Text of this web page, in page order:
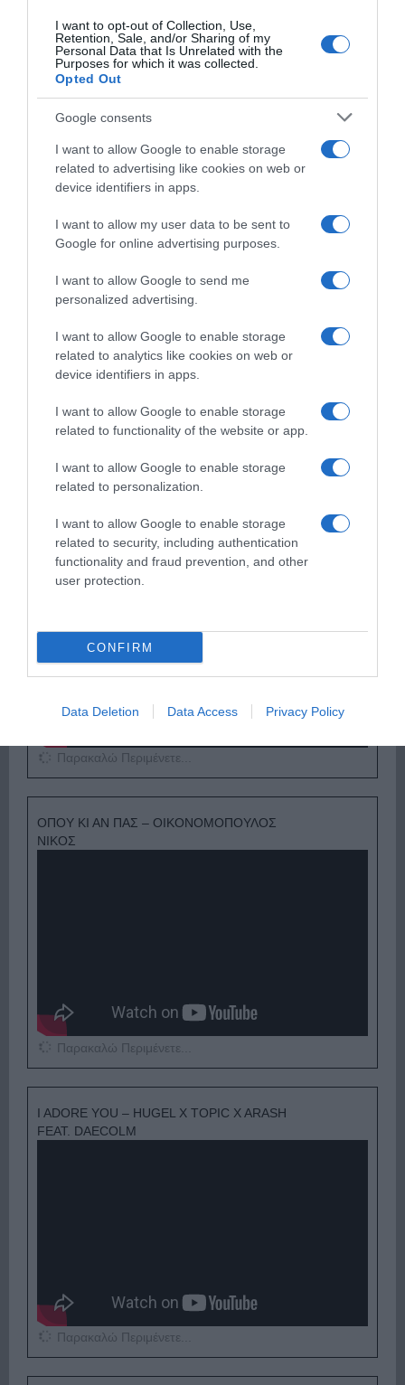
I want to opt-out of Collection, Use,
Retention, Sale, and/or Sharing of my
Personal Data that Is Unrelated with the
Purposes for which it was collected.
Opted Out
Google consents
I want to allow Google to enable storage
related to advertising like cookies on web or
device identifiers in apps.
I want to allow my user data to be sent to
Google for online advertising purposes.
I want to allow Google to send me
personalized advertising.
I want to allow Google to enable storage
related to analytics like cookies on web or
device identifiers in apps.
I want to allow Google to enable storage
related to functionality of the website or app.
I want to allow Google to enable storage
related to personalization.
I want to allow Google to enable storage
related to security, including authentication
functionality and fraud prevention, and other
user protection.
CONFIRM
Data Deletion Data Access Privacy Policy
Παρακαλώ Περιμένετε...
ΔΕΥΤΕΡΑ – ΡΕΜΟΣ ΑΝΤΩΝΗΣ
Παρακαλώ Περιμένετε...
ΕΞΑΙΡΕΣΗ – ΒΙΣΣΗ ΑΝΝΑ
Παρακαλώ Περιμένετε...
ΟΠΟΥ ΚΙ ΑΝ ΠΑΣ – ΟΙΚΟΝΟΜΟΠΟΥΛΟΣ
ΝΙΚΟΣ
Παρακαλώ Περιμένετε...
I ADORE YOU – HUGEL X TOPIC X ARASH
FEAT. DAECOLM
Παρακαλώ Περιμένετε...